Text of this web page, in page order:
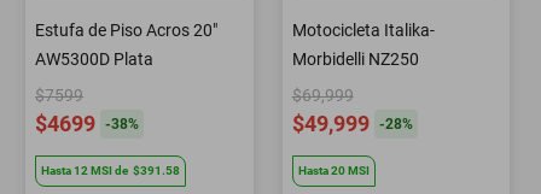
Estufa de Piso Acros 20"
AW5300D Plata
$7599
$4699 -38%
Hasta12 MSIde $391.58
Motocicleta Italika-
Morbidelli NZ250
$69,999
$49,999 -28%
Hasta20MSI